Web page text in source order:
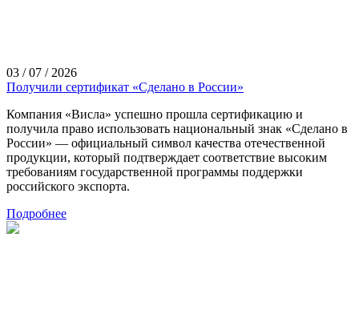
03 / 07 / 2026
Получили сертификат «Сделано в России»
Компания «Висла» успешно прошла сертификацию и
получила право использовать национальный знак «Сделано в
России» — официальный символ качества отечественной
продукции, который подтверждает соответствие высоким
требованиям государственной программы поддержки
российского экспорта.
Подробнее